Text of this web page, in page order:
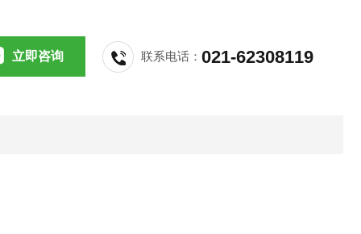
立即咨询 联系电话：021-62308119